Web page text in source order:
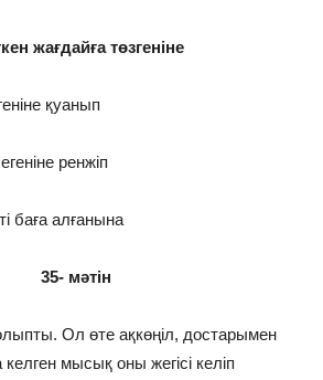
жағдайға төзгеніне
қуанып
ренжіп
баға алғанына
35- мәтін
Ол өте ақкөңіл, достарымен
мысық оны жегісі келіп